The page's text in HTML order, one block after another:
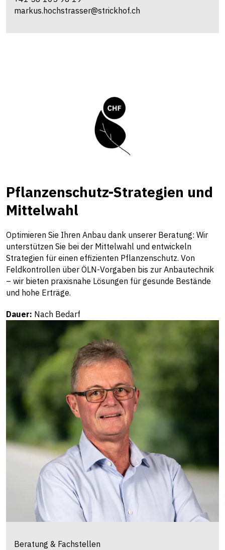
markus.hochstrasser@strickhof.ch
Pflanzenschutz-Strategien und
Mittelwahl
Optimieren Sie Ihren Anbau dank unserer Beratung: Wir
unterstützen Sie bei der Mittelwahl und entwickeln
Strategien für einen effizienten Pflanzenschutz. Von
Feldkontrollen über ÖLN-Vorgaben bis zur Anbautechnik
– wir bieten praxisnahe Lösungen für gesunde Bestände
und hohe Erträge.
Dauer: Nach Bedarf
Beratung & Fachstellen